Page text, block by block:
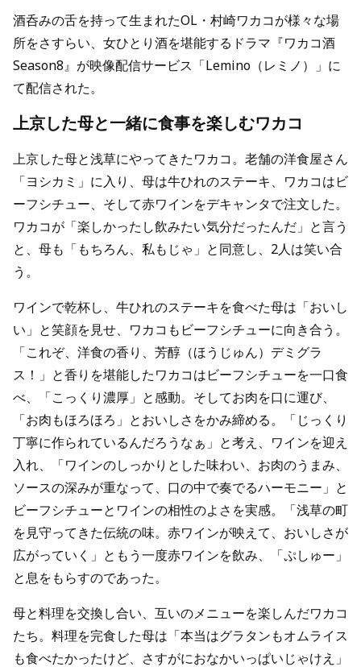
酒呑みの舌を持って生まれたOL・村崎ワカコが様々な場
所をさすらい、女ひとり酒を堪能するドラマ『ワカコ酒
Season8』が映像配信サービス「Lemino（レミノ）」に
て配信された。
上京した母と一緒に食事を楽しむワカコ
上京した母と浅草にやってきたワカコ。老舗の洋食屋さん
「ヨシカミ」に入り、母は牛ひれのステーキ、ワカコはビ
ーフシチュー、そして赤ワインをデキャンタで注文した。
ワカコが「楽しかったし飲みたい気分だったんだ」と言う
と、母も「もちろん、私もじゃ」と同意し、2人は笑い合
う。
ワインで乾杯し、牛ひれのステーキを食べた母は「おいし
い」と笑顔を見せ、ワカコもビーフシチューに向き合う。
「これぞ、洋食の香り、芳醇（ほうじゅん）デミグラ
ス！」と香りを堪能したワカコはビーフシチューを一口食
べ、「こっくり濃厚」と感動。そしてお肉を口に運び、
「お肉もほろほろ」とおいしさをかみ締める。「じっくり
丁寧に作られているんだろうなぁ」と考え、ワインを迎え
入れ、「ワインのしっかりとした味わい、お肉のうまみ、
ソースの深みが重なって、口の中で奏でるハーモニー」と
ビーフシチューとワインの相性のよさを実感。「浅草の町
を見守ってきた伝統の味。赤ワインが映えて、おいしさが
広がっていく」ともう一度赤ワインを飲み、「ぷしゅー」
と息をもらすのであった。
母と料理を交換し合い、互いのメニューを楽しんだワカコ
たち。料理を完食した母は「本当はグラタンもオムライス
も食べたかったけど、さすがにおなかいっぱいじゃけえ」